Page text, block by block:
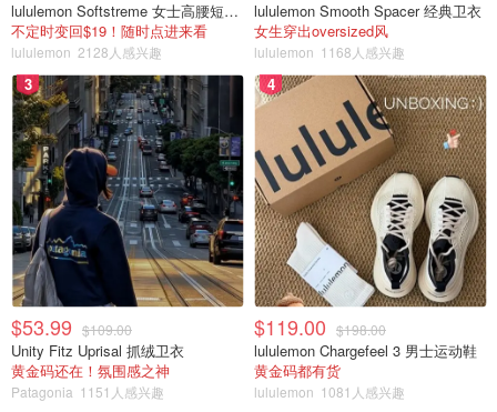
lululemon Softstreme 女士高腰短裤 10cm
不定时变回$19！随时点进来看
lululemon 2128人感兴趣
lululemon Smooth Spacer 经典卫衣
女生穿出oversized风
lululemon 1168人感兴趣
3
$53.99 $109.00
Unity Fitz Uprisal 抓绒卫衣
黄金码还在！氛围感之神
Patagonia 1151人感兴趣
4
$119.00 $198.00
lululemon Chargefeel 3 男士运动鞋
黄金码都有货
lululemon 1081人感兴趣